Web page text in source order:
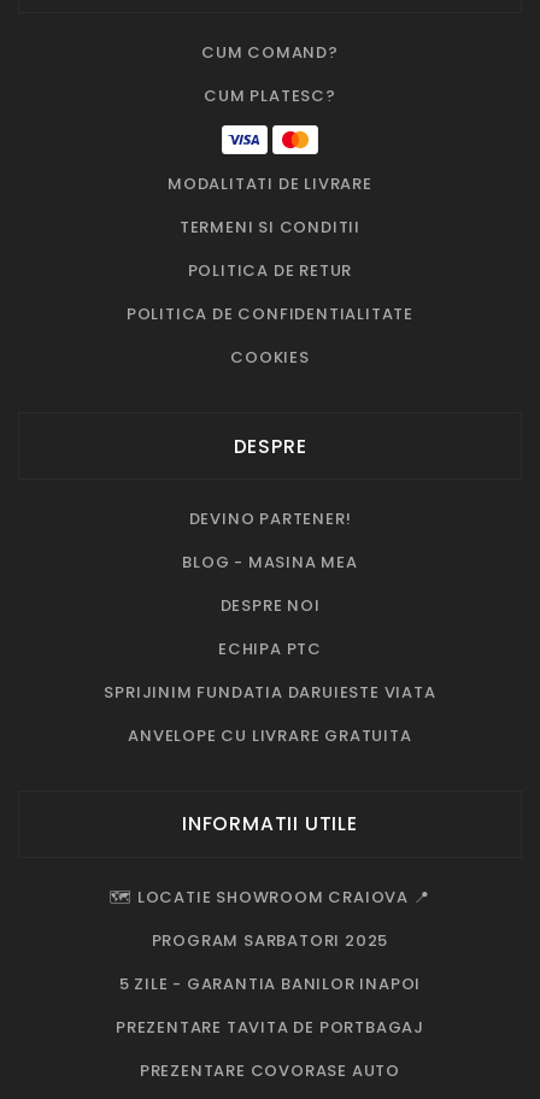
CUM COMAND?
CUM PLATESC?
MODALITATI DE LIVRARE
TERMENI SI CONDITII
POLITICA DE RETUR
POLITICA DE CONFIDENTIALITATE
COOKIES
DESPRE
DEVINO PARTENER!
BLOG - MASINA MEA
DESPRE NOI
ECHIPA PTC
SPRIJINIM FUNDATIA DARUIESTE VIATA
ANVELOPE CU LIVRARE GRATUITA
INFORMATII UTILE
🗺️ LOCATIE SHOWROOM CRAIOVA 📍
PROGRAM SARBATORI 2025
5 ZILE - GARANTIA BANILOR INAPOI
PREZENTARE TAVITA DE PORTBAGAJ
PREZENTARE COVORASE AUTO